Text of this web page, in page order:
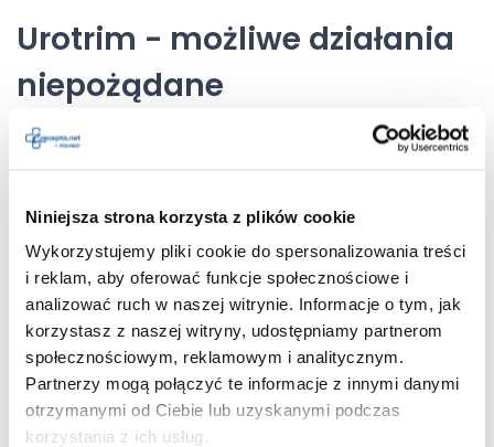
Niniejsza strona korzysta z plików cookie
Wykorzystujemy pliki cookie do spersonalizowania treści
i reklam, aby oferować funkcje społecznościowe i
analizować ruch w naszej witrynie. Informacje o tym, jak
korzystasz z naszej witryny, udostępniamy partnerom
społecznościowym, reklamowym i analitycznym.
Partnerzy mogą połączyć te informacje z innymi danymi
otrzymanymi od Ciebie lub uzyskanymi podczas
korzystania z ich usług.
Urotrim - możliwe działania
niepożądane
Podczas przyjmowania leku
skutki uboczne. Nie
występują one u każdego
pacjenta. Zależy to od
indywidualnych
predyspozycji organizmu. Do